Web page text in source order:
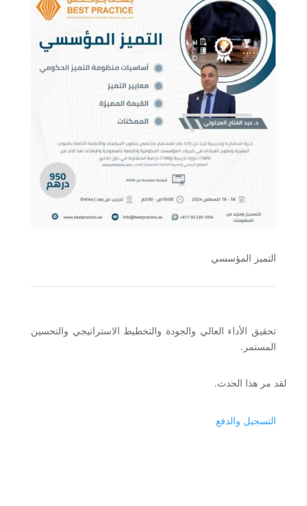
التميز المؤسسي
تحقيق الأداء العالي والجودة والتخطيط الاستراتيجي والتحسين
المستمر.
لقد مر هذا الحدث.
التسجيل والدفع